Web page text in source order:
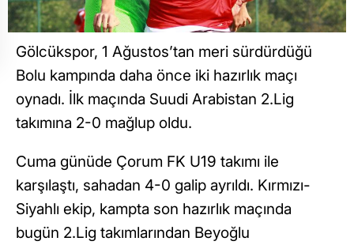
Gölcükspor, 1 Ağustos’tan meri sürdürdüğü
Bolu kampında daha önce iki hazırlık maçı
oynadı. İlk maçında Suudi Arabistan 2.Lig
takımına 2-0 mağlup oldu.
Cuma günüde Çorum FK U19 takımı ile
karşılaştı, sahadan 4-0 galip ayrıldı. Kırmızı-
Siyahlı ekip, kampta son hazırlık maçında
bugün 2.Lig takımlarından Beyoğlu